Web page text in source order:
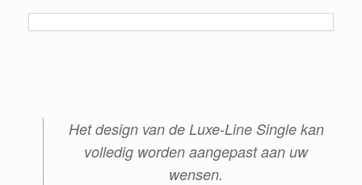
Het design van de Luxe-Line Single kan
volledig worden aangepast aan uw
wensen.